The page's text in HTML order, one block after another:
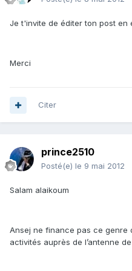
Je t'invite de éditer ton post en
Merci
Citer
prince2510
Posté(e) le 9 mai 2012
Salam alaikoum
Ansej ne finance pas ce genre
activités auprès de l’antenne